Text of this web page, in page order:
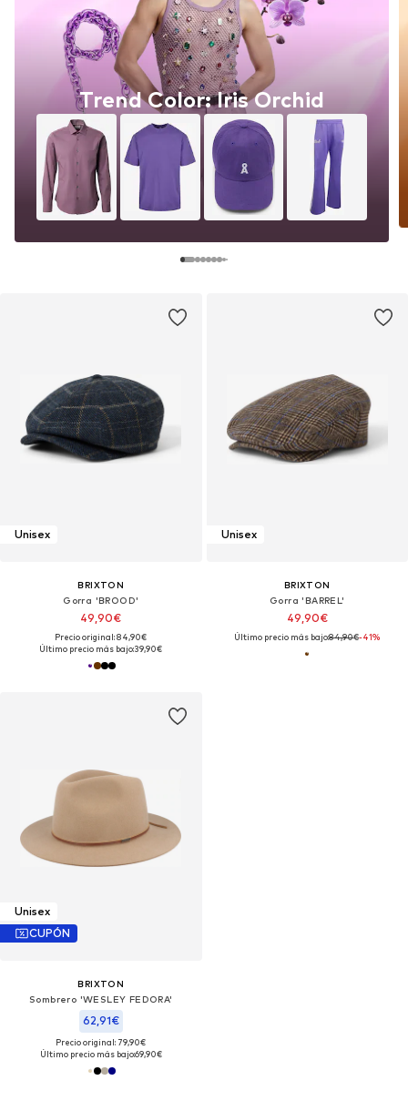
Unisex
BRIXTON
Gorra 'BROOD'
49,90€
Precio original: 84,90€
Último precio más bajo:39,90€
Trend Color: Iris Orchid
Unisex
BRIXTON
Gorra 'BARREL'
49,90€
Último precio más bajo:84,90€-41%
Unisex
CUPÓN
BRIXTON
Sombrero 'WESLEY FEDORA'
62,91€
Precio original: 79,90€
Último precio más bajo:69,90€